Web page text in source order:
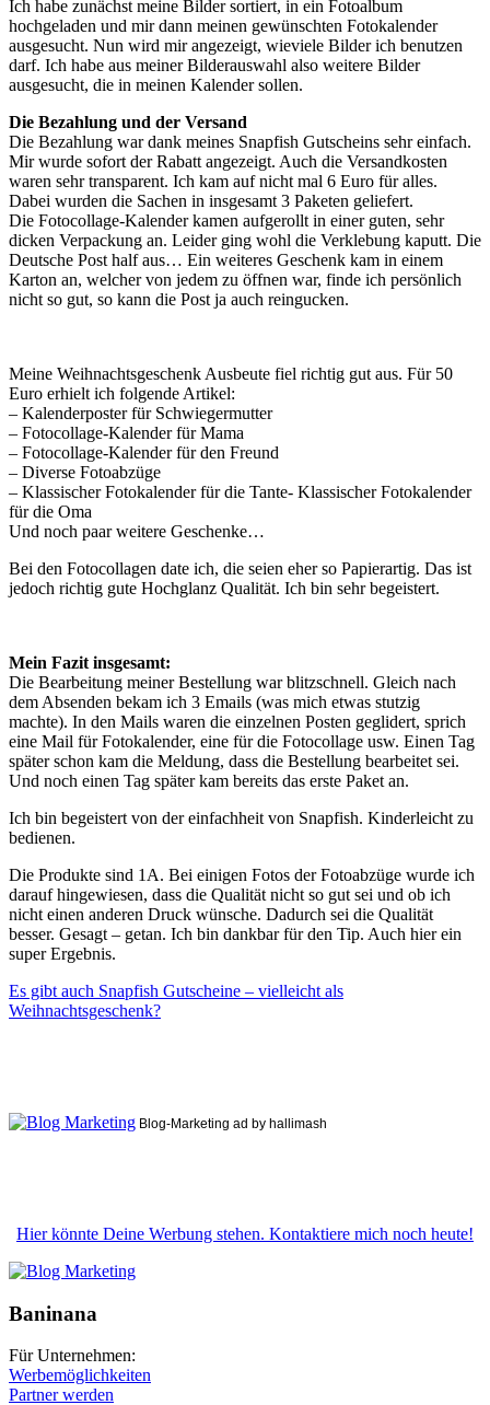
Ich habe zunächst meine Bilder sortiert, in ein Fotoalbum
hochgeladen und mir dann meinen gewünschten Fotokalender
ausgesucht. Nun wird mir angezeigt, wieviele Bilder ich benutzen
darf. Ich habe aus meiner Bilderauswahl also weitere Bilder
ausgesucht, die in meinen Kalender sollen.
Die Bezahlung und der Versand
Die Bezahlung war dank meines Snapfish Gutscheins sehr einfach.
Mir wurde sofort der Rabatt angezeigt. Auch die Versandkosten
waren sehr transparent. Ich kam auf nicht mal 6 Euro für alles.
Dabei wurden die Sachen in insgesamt 3 Paketen geliefert.
Die Fotocollage-Kalender kamen aufgerollt in einer guten, sehr
dicken Verpackung an. Leider ging wohl die Verklebung kaputt. Die
Deutsche Post half aus… Ein weiteres Geschenk kam in einem
Karton an, welcher von jedem zu öffnen war, finde ich persönlich
nicht so gut, so kann die Post ja auch reingucken.
Meine Weihnachtsgeschenk Ausbeute fiel richtig gut aus. Für 50
Euro erhielt ich folgende Artikel:
– Kalenderposter für Schwiegermutter
– Fotocollage-Kalender für Mama
– Fotocollage-Kalender für den Freund
– Diverse Fotoabzüge
– Klassischer Fotokalender für die Tante- Klassischer Fotokalender
für die Oma
Und noch paar weitere Geschenke…
Bei den Fotocollagen date ich, die seien eher so Papierartig. Das ist
jedoch richtig gute Hochglanz Qualität. Ich bin sehr begeistert.
Mein Fazit insgesamt:
Die Bearbeitung meiner Bestellung war blitzschnell. Gleich nach
dem Absenden bekam ich 3 Emails (was mich etwas stutzig
machte). In den Mails waren die einzelnen Posten geglidert, sprich
eine Mail für Fotokalender, eine für die Fotocollage usw. Einen Tag
später schon kam die Meldung, dass die Bestellung bearbeitet sei.
Und noch einen Tag später kam bereits das erste Paket an.
Ich bin begeistert von der einfachheit von Snapfish. Kinderleicht zu
bedienen.
Die Produkte sind 1A. Bei einigen Fotos der Fotoabzüge wurde ich
darauf hingewiesen, dass die Qualität nicht so gut sei und ob ich
nicht einen anderen Druck wünsche. Dadurch sei die Qualität
besser. Gesagt – getan. Ich bin dankbar für den Tip. Auch hier ein
super Ergebnis.
Es gibt auch Snapfish Gutscheine – vielleicht als
Weihnachtsgeschenk?
Blog-Marketing ad by hallimash
Hier könnte Deine Werbung stehen. Kontaktiere mich noch heute!
Baninana
Für Unternehmen:
Werbemöglichkeiten
Partner werden